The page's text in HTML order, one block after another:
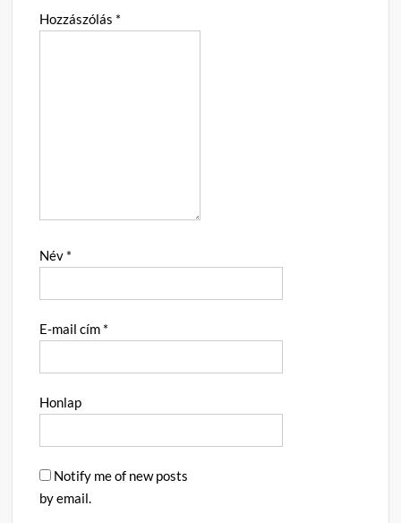
Hozzászólás *
Név *
E-mail cím *
Honlap
Notify me of new posts
by email.